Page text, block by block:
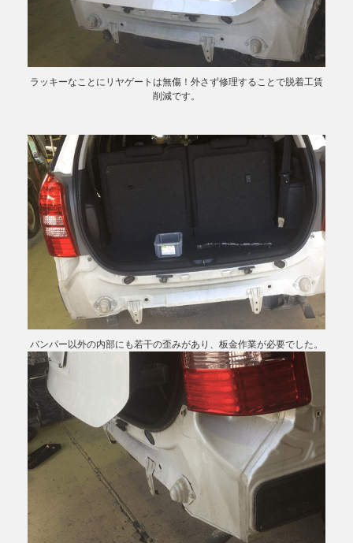
ラッキーなことにリヤゲートは無傷！外さず修理することで脱着工賃
削減です。
バンパー以外の内部にも若干の歪みがあり、板金作業が必要でした。